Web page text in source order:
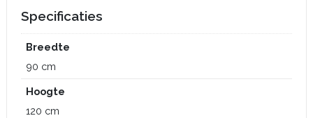
Specificaties
Breedte
90 cm
Hoogte
120 cm